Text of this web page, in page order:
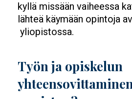
kyllä missään vaiheessa
lähteä käymään opintoja
yliopistossa.
Työn ja opiskelun